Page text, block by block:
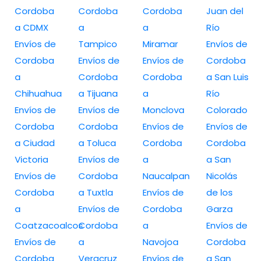
Cordoba
a CDMX
Envíos de
Cordoba
a
Chihuahua
Envíos de
Cordoba
a Ciudad
Victoria
Envíos de
Cordoba
a
Coatzacoalcos
Envíos de
Cordoba
Cordoba
a
Tampico
Envíos de
Cordoba
a Tijuana
Envíos de
Cordoba
a Toluca
Envíos de
Cordoba
a Tuxtla
Envíos de
Cordoba
a
Veracruz
Cordoba
a
Miramar
Envíos de
Cordoba
a
Monclova
Envíos de
Cordoba
a
Naucalpan
Envíos de
Cordoba
a
Navojoa
Envíos de
Juan del
Río
Envíos de
Cordoba
a San Luis
Río
Colorado
Envíos de
Cordoba
a San
Nicolás
de los
Garza
Envíos de
Cordoba
a San